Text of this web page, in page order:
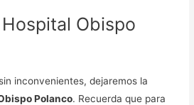
Obispo
inconvenientes, dejaremos la
Polanco. Recuerda que para